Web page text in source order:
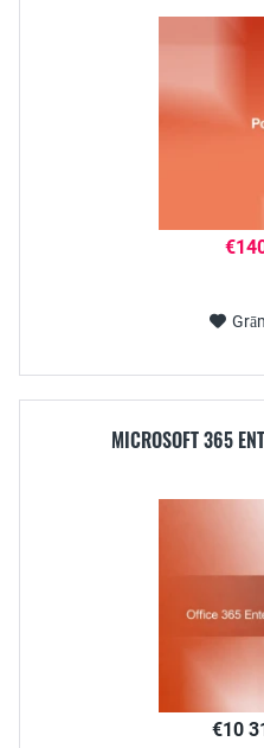
MICROSOFT 365
€10